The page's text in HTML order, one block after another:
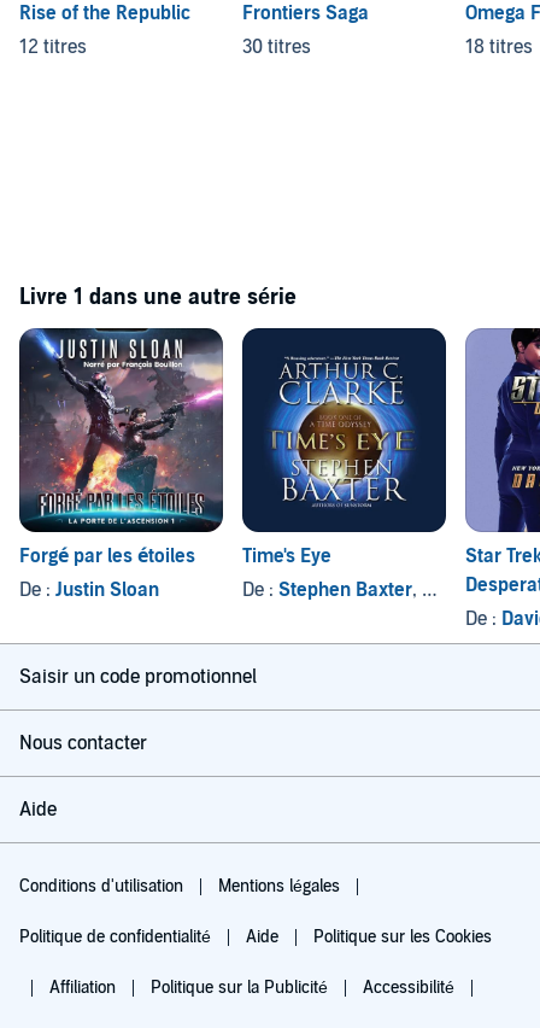
Rise of the Republic
12 titres
Frontiers Saga
30 titres
Omega
18 titres
Livre 1 dans une autre série
Forgé par les étoiles
De : Justin Sloan
Time's Eye
De : Stephen Baxter, et autres
Star
De :
Saisir un code promotionnel
Nous contacter
Aide
Conditions d'utilisation Mentions légales
Politique de confidentialité Aide Politique sur les Cookies
Affiliation Politique sur la Publicité Accessibilité